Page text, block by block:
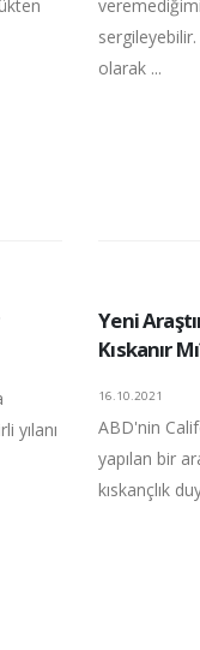
olarak ...
yılanı
Yeni
Kıskanır
16.10.2021
ABD'nin
yapılan bir
kıskançlık